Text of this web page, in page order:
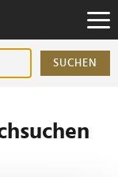
SUCHEN